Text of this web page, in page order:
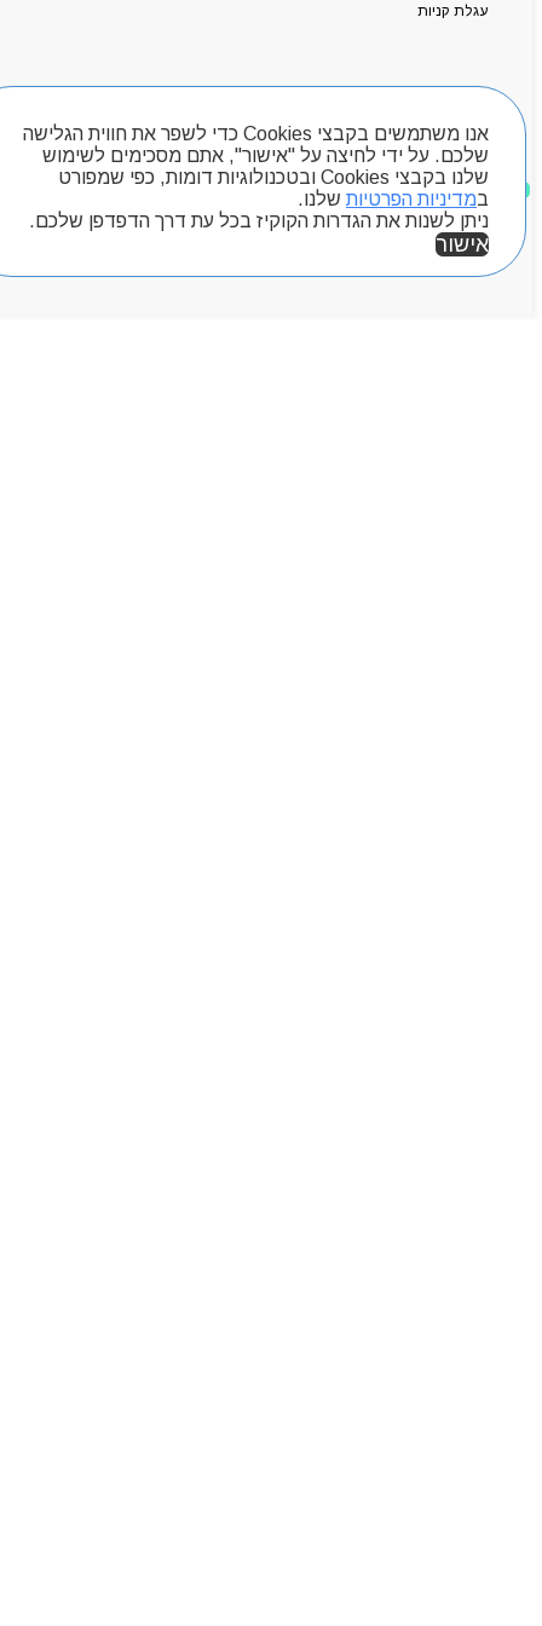
אנו משתמשים בקבצי Cookies כדי לשפר את חווית הגלישה
שלכם. על ידי לחיצה על "אישור", אתם מסכימים לשימוש
שלנו בקבצי Cookies ובטכנולוגיות דומות, כפי שמפורט
במדיניות הפרטיות שלנו.
ניתן לשנות את הגדרות הקוקיז בכל עת דרך הדפדפן שלכם.
אישור
עגלת קניות
חיפוש מוצרים
מוצרים שאהבתי
המגזין
Byou